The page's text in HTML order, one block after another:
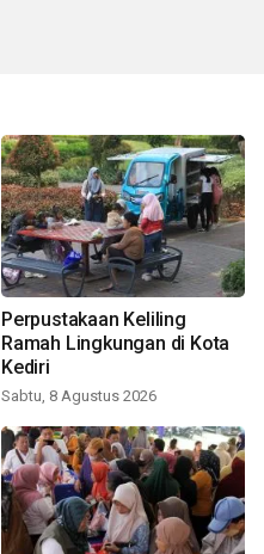
Perpustakaan Keliling
Ramah Lingkungan di Kota
Kediri
Sabtu, 8 Agustus 2026